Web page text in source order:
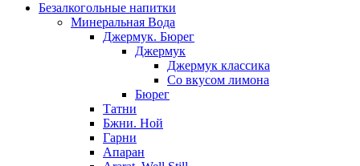
Безалкогольные напитки
Минеральная Вода
Джермук. Бюрег
Джермук
Джермук классика
Со вкусом лимона
Бюрег
Татни
Бжни. Ной
Гарни
Апаран